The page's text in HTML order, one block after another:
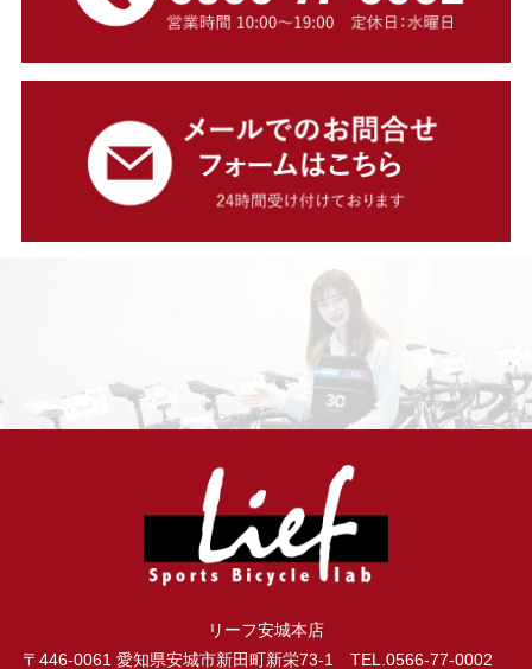
リーフ安城本店
〒446-0061 愛知県安城市新田町新栄73-1 TEL.0566-77-0002